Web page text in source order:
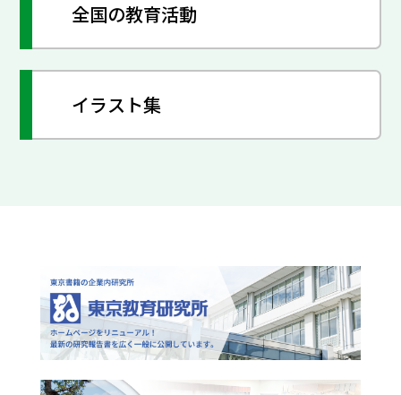
全国の教育活動
イラスト集